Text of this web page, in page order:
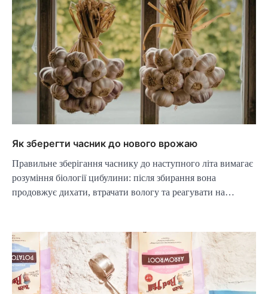
Як зберегти часник до нового врожаю
Правильне зберігання часнику до наступного літа вимагає
розуміння біології цибулини: після збирання вона
продовжує дихати, втрачати вологу та реагувати на…